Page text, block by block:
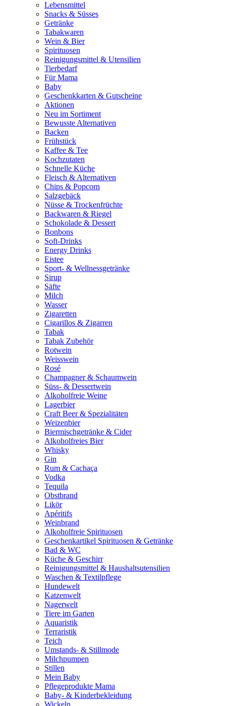
Lebensmittel
Snacks & Süsses
Getränke
Tabakwaren
Wein & Bier
Spirituosen
Reinigungsmittel & Utensilien
Tierbedarf
Für Mama
Baby
Geschenkkarten & Gutscheine
Aktionen
Neu im Sortiment
Bewusste Alternativen
Backen
Frühstück
Kaffee & Tee
Kochzutaten
Schnelle Küche
Fleisch & Alternativen
Chips & Popcorn
Salzgebäck
Nüsse & Trockenfrüchte
Backwaren & Riegel
Schokolade & Dessert
Bonbons
Soft-Drinks
Energy Drinks
Eistee
Sport- & Wellnessgetränke
Sirup
Säfte
Milch
Wasser
Zigaretten
Cigarillos & Zigarren
Tabak
Tabak Zubehör
Rotwein
Weisswein
Rosé
Champagner & Schaumwein
Süss- & Dessertwein
Alkoholfreie Weine
Lagerbier
Craft Beer & Spezialitäten
Weizenbier
Biermischgetränke & Cider
Alkoholfreies Bier
Whisky
Gin
Rum & Cachaça
Vodka
Tequila
Obstbrand
Likör
Apéritifs
Weinbrand
Alkoholfreie Spirituosen
Geschenkartikel Spirituosen & Getränke
Bad & WC
Küche & Geschirr
Reinigungsmittel & Haushaltsutensilien
Waschen & Textilpflege
Hundewelt
Katzenwelt
Nagerwelt
Tiere im Garten
Aquaristik
Terraristik
Teich
Umstands- & Stillmode
Milchpumpen
Stillen
Mein Baby
Pflegeprodukte Mama
Baby- & Kinderbekleidung
Wickeln